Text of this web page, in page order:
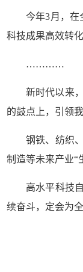
今年3月，在
科技成果高效转
…………
新时代以来
的鼓点上，引领
钢铁、纺织
制造等未来产业“
高水平科技
续奋斗，定会为